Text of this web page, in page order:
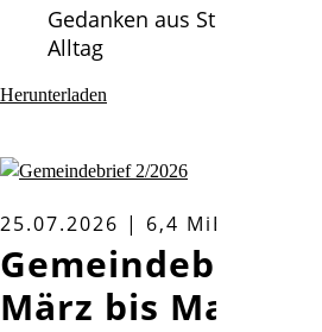
Gedanken aus St. Paulus
Alltag
Herunterladen
25.07.2026 | 6,4 MiB
Gemeindebrief
März bis Mai 2026